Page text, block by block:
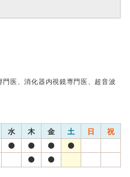
医、消化器内視鏡専門医、超音波
水 木 金 土 日 祝